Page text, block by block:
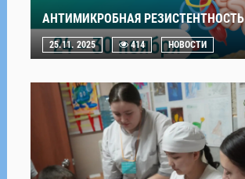
АНТИМИКРОБНАЯ РЕЗИСТЕНТНОСТЬ
25.11. 2025 414 НОВОСТИ